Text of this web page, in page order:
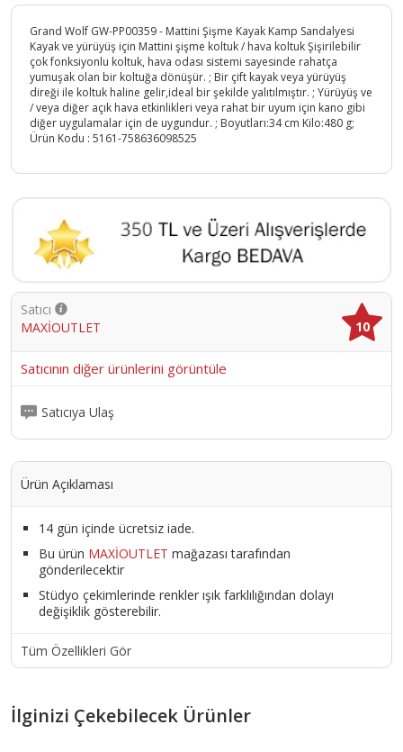
Grand Wolf GW-PP00359 - Mattini Şişme Kayak Kamp Sandalyesi
Kayak ve yürüyüş için Mattini şişme koltuk / hava koltuk Şişirilebilir
çok fonksiyonlu koltuk, hava odası sistemi sayesinde rahatça
yumuşak olan bir koltuğa dönüşür. ; Bir çift kayak veya yürüyüş
direği ile koltuk haline gelir,ideal bir şekilde yalıtılmıştır. ; Yürüyüş ve
/ veya diğer açık hava etkinlikleri veya rahat bir uyum için kano gibi
diğer uygulamalar için de uygundur. ; Boyutları:34 cm Kilo:480 g;
Ürün Kodu : 5161-758636098525
Satıcı
MAXİOUTLET
10
Satıcının diğer ürünlerini görüntüle
Satıcıya Ulaş
Ürün Açıklaması
14 gün içinde ücretsiz iade.
Bu ürün MAXİOUTLET mağazası tarafından
gönderilecektir
Stüdyo çekimlerinde renkler ışık farklılığından dolayı
değişiklik gösterebilir.
Tüm Özellikleri Gör
İlginizi Çekebilecek Ürünler